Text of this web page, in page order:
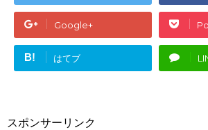
Google+
B! はてブ
スポンサーリンク